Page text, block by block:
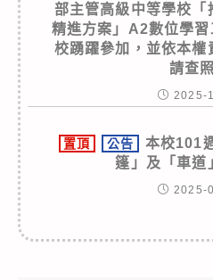
部主管高級中等學校「
精進方案」A2數位學
校踴躍參加，並依本權
請查
2025-
置頂 公告
本校101
篷」及「車道
2025-